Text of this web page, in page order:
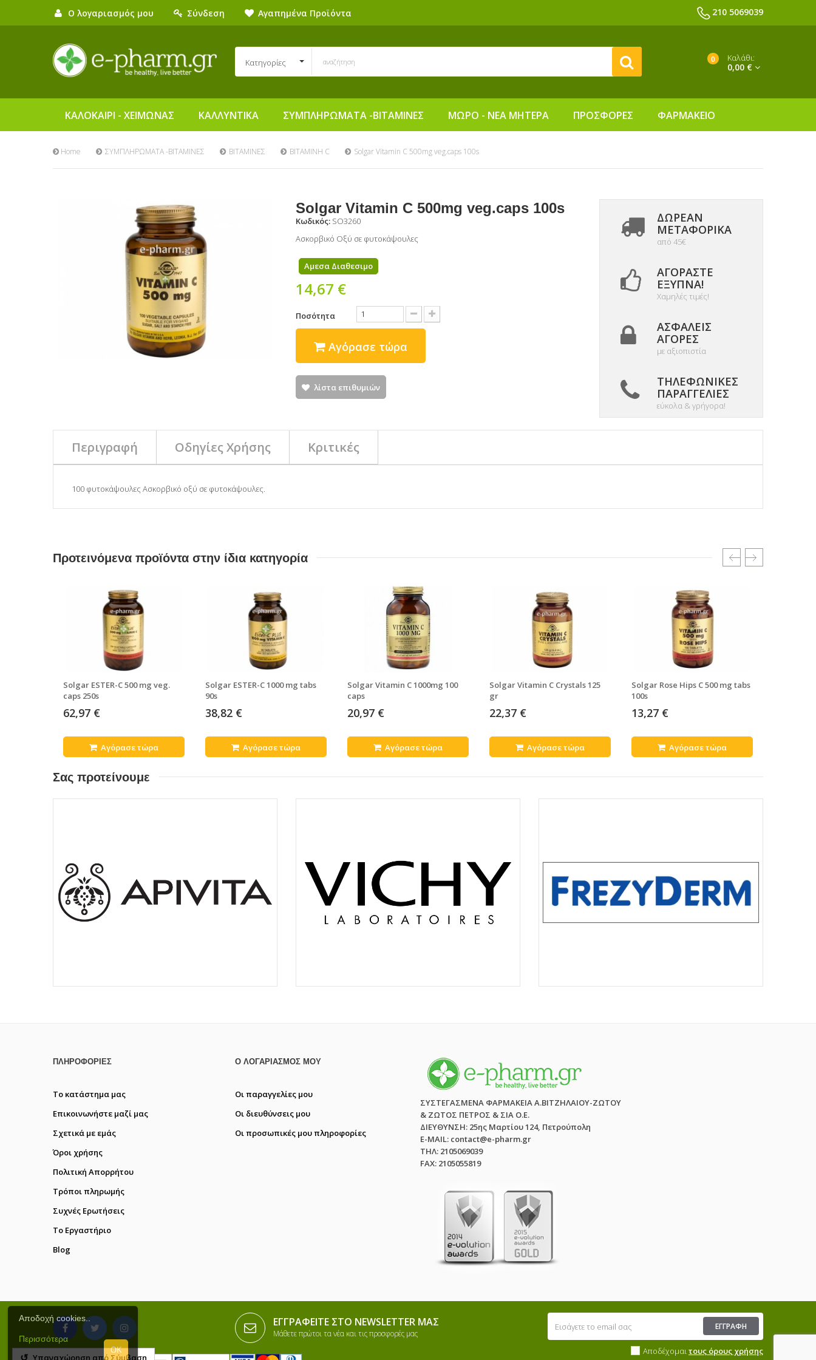
Ο λογαριασμός μου Σύνδεση Αγαπημένα Προϊόντα 210 5069039
Κατηγορίες 0 Καλάθι:
0,00 €
ΚΑΛΟΚΑΙΡΙ - ΧΕΙΜΩΝΑΣ ΚΑΛΛΥΝΤΙΚΑ ΣΥΜΠΛΗΡΩΜΑΤΑ -ΒΙΤΑΜΙΝΕΣ ΜΩΡΟ - ΝΕΑ ΜΗΤΕΡΑ ΠΡΟΣΦΟΡΕΣ ΦΑΡΜΑΚΕΙΟ
Home ΣΥΜΠΛΗΡΩΜΑΤΑ -ΒΙΤΑΜΙΝΕΣ ΒΙΤΑΜΙΝΕΣ ΒΙΤΑΜΙΝΗ C Solgar Vitamin C 500mg veg.caps 100s
Solgar Vitamin C 500mg veg.caps 100s
Κωδικός: SO3260
Ασκορβικό Οξύ σε φυτοκάψουλες
Αμεσα Διαθεσιμο
14,67 €
Ποσότητα
Αγόρασε τώρα
λίστα επιθυμιών
ΔΩΡΕΑΝ
ΜΕΤΑΦΟΡΙΚΆ
από 45€
ΑΓΟΡΆΣΤΕ
ΈΞΥΠΝΑ!
Χαμηλές τιμές!
ΑΣΦΑΛΕΊΣ
ΑΓΟΡΈΣ
με αξιοπιστία
ΤΗΛΕΦΩΝΙΚΈΣ
ΠΑΡΑΓΓΕΛΊΕΣ
εύκολα & γρήγορα!
Περιγραφή Οδηγίες Χρήσης Κριτικές
100 φυτοκάψουλες Ασκορβικό οξύ σε φυτοκάψουλες.
Προτεινόμενα προϊόντα στην ίδια κατηγορία
Solgar ESTER-C 500 mg veg.
caps 250s
62,97 €
Αγόρασε τώρα
Solgar ESTER-C 1000 mg tabs
90s
38,82 €
Αγόρασε τώρα
Solgar Vitamin C 1000mg 100
caps
20,97 €
Αγόρασε τώρα
Solgar Vitamin C Crystals 125
gr
22,37 €
Αγόρασε τώρα
Solgar Rose Hips C 500 mg tabs
100s
13,27 €
Αγόρασε τώρα
Σας προτείνουμε
ΠΛΗΡΟΦΟΡΊΕΣ
Το κατάστημα μας
Επικοινωνήστε μαζί μας
Σχετικά με εμάς
Όροι χρήσης
Πολιτική Απορρήτου
Τρόποι πληρωμής
Συχνές Ερωτήσεις
Το Εργαστήριο
Blog
Ο ΛΟΓΑΡΙΑΣΜΌΣ ΜΟΥ
Οι παραγγελίες μου
Οι διευθύνσεις μου
Οι προσωπικές μου πληροφορίες
ΣΥΣΤΕΓΑΣΜΕΝΑ ΦΑΡΜΑΚΕΙΑ Α.ΒΙΤΖΗΛΑΙΟΥ-ΖΩΤΟΥ
& ΖΩΤΟΣ ΠΕΤΡΟΣ & ΣΙΑ Ο.Ε.
ΔΙΕΥΘΥΝΣΗ: 25ης Μαρτίου 124, Πετρούπολη
E-MAIL: contact@e-pharm.gr
ΤΗΛ: 2105069039
FAX: 2105055819
Υπαναχώρηση από Σύμβαση
ΕΓΓΡΑΦΕΊΤΕ ΣΤΟ NEWSLETTER ΜΑΣ
Μάθετε πρώτοι τα νέα και τις προσφορές μας
ΕΓΓΡΑΦΉ
Αποδέχομαιτους όρους χρήσης
Αποδοχή cookies..
Περισσότερα
OK